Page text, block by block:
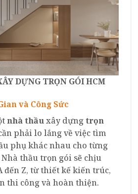
DỰNG TRỌN GÓI HCM
và Công Sức
nhà thầuxây dựngtrọn
phải lo lắng về việc tìm
phụ khác nhau cho từng
thầu trọn gói sẽ chịu
đến Z, từ thiết kế kiến trúc,
thi công và hoàn thiện.